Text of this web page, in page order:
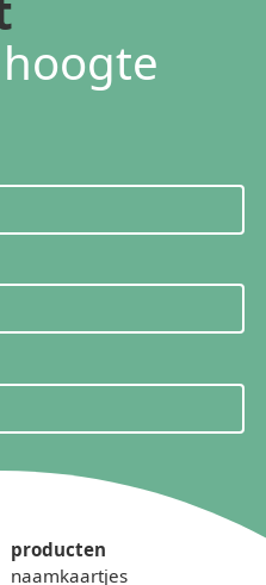
producten
naamkaartjes